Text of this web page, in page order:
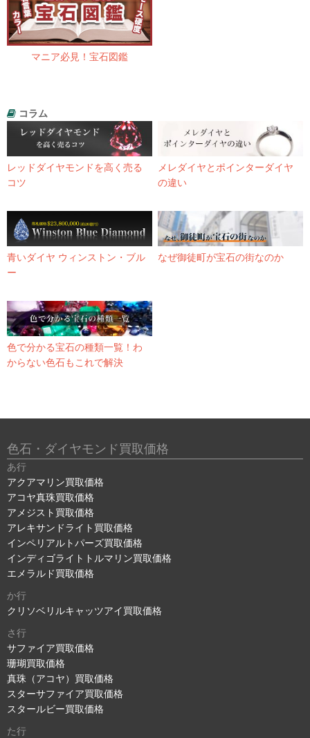
マニア必見！宝石図鑑
コラム
レッドダイヤモンドを高く売る
コツ
メレダイヤとポインターダイヤ
の違い
青いダイヤ ウィンストン・ブル
ー
なぜ御徒町が宝石の街なのか
色で分かる宝石の種類一覧！わ
からない色石もこれで解決
色石・ダイヤモンド買取価格
あ行
アクアマリン買取価格
アコヤ真珠買取価格
アメジスト買取価格
アレキサンドライト買取価格
インペリアルトパーズ買取価格
インディゴライトトルマリン買取価格
エメラルド買取価格
か行
クリソベリルキャッツアイ買取価格
さ行
サファイア買取価格
珊瑚買取価格
真珠（アコヤ）買取価格
スターサファイア買取価格
スタールビー買取価格
た行